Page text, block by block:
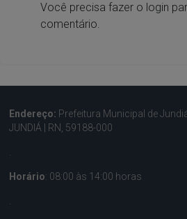
Você precisa fazer o login
comentário.
Endereço: Prefeitura Municipal de
JUNDIÁ | RN, 59188-000
.
Horário: 08:00 às 14:00 horas
.